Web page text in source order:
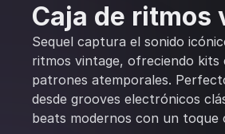
Caja de ritmos
Sequel captura el sonido
ritmos vintage, ofreciendo
patrones atemporales.
desde grooves electrónicos
beats modernos con un toque